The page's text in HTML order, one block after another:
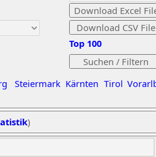
Steiermark Kärnten Tirol
Top 100
)